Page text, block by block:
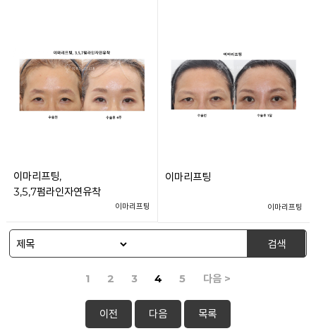
이마리프팅,
3,5,7펌라인자연유착
이마리프팅
이마리프팅
이마리프팅
검색
1 2 3 4 5 다음 >
이전 다음 목록